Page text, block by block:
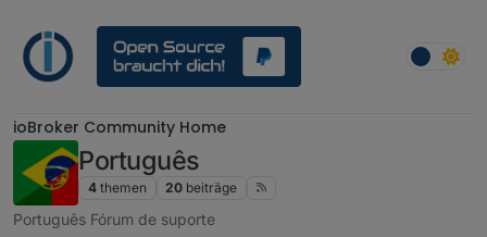
ioBroker Community Home
Português
4 themen 20 beiträge
Português Fórum de suporte